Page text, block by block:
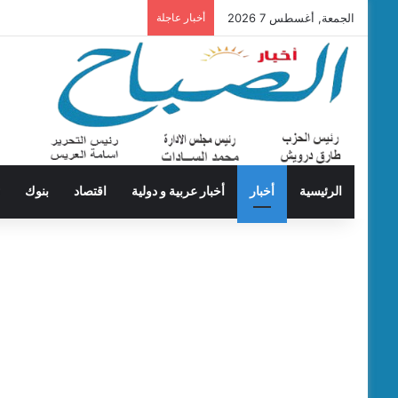
الجمعة, أغسطس 7 2026 أخبار عاجلة
الرئيسية أخبار أخبار عربية و دولية اقتصاد بنوك